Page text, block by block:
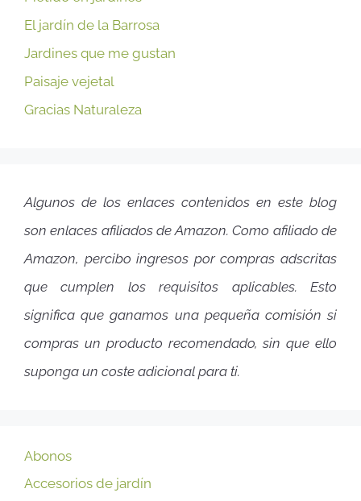
El jardín de la Barrosa
Jardines que me gustan
Paisaje vejetal
Gracias Naturaleza
Algunos de los enlaces contenidos en este blog
son enlaces afiliados de Amazon. Como afiliado de
Amazon, percibo ingresos por compras adscritas
que cumplen los requisitos aplicables. Esto
significa que ganamos una pequeña comisión si
compras un producto recomendado, sin que ello
suponga un coste adicional para ti.
Abonos
Accesorios de jardín